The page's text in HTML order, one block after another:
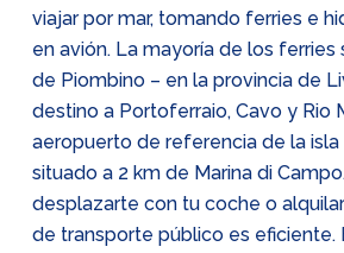
viajar por mar, tomando ferries e
en avión. La mayoría de los
de Piombino – en la provincia de
destino a Portoferraio, Cavo y Rio
aeropuerto de referencia de la isla
situado a 2 km de Marina di
desplazarte con tu coche o
de transporte público es eficiente.